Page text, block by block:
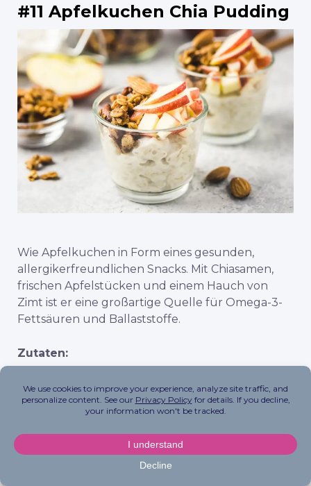
#11 Apfelkuchen Chia Pudding
Wie Apfelkuchen in Form eines gesunden,
allergikerfreundlichen Snacks. Mit Chiasamen,
frischen Apfelstücken und einem Hauch von
Zimt ist er eine großartige Quelle für Omega-3-
Fettsäuren und Ballaststoffe.
Zutaten:
1 Apfel, gewürfelt
½ Tasse vollfetter Kokosnuss-Joghurt
Hafermilch
½ Esslöffel Sonnenblumenkernbutter
oder 1 Esslöffel Vanilleproteinpulver